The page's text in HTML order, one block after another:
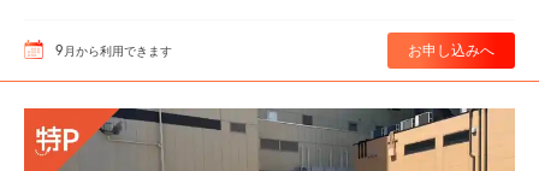
9 月 から利用できます お申し込みへ